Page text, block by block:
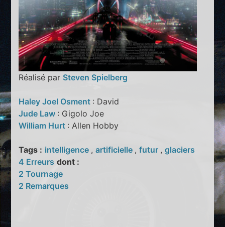
Réalisé par Steven Spielberg
Haley Joel Osment : David
Jude Law : Gigolo Joe
William Hurt : Allen Hobby
Tags : intelligence ,artificielle ,futur ,glaciers
4 Erreurs dont :
2 Tournage
2 Remarques